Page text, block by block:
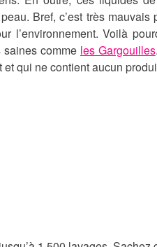
Bref, c’est très
l’environnement. Voilà
saines comme les Gargouilles
qui ne contient aucun